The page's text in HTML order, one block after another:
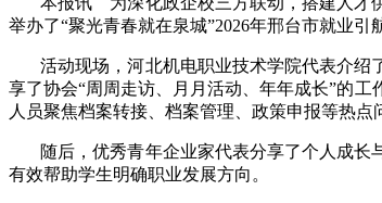
举办了“聚光青春就在泉城”2026年邢台市就业引
活动现场，河北机电职业技术学院代表介绍
享了协会“周周走访、月月活动、年年成长”的
人员聚焦档案转接、档案管理、政策申报等热
随后，优秀青年企业家代表分享了个人成长
有效帮助学生明确职业发展方向。